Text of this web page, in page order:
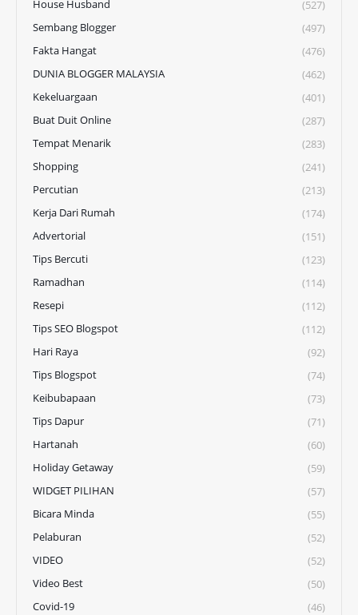
House Husband
(527)
Sembang Blogger
(497)
Fakta Hangat
(476)
DUNIA BLOGGER MALAYSIA
(462)
Kekeluargaan
(401)
Buat Duit Online
(287)
Tempat Menarik
(283)
Shopping
(241)
Percutian
(213)
Kerja Dari Rumah
(174)
Advertorial
(151)
Tips Bercuti
(123)
Ramadhan
(114)
Resepi
(112)
Tips SEO Blogspot
(112)
Hari Raya
(92)
Tips Blogspot
(74)
Keibubapaan
(73)
Tips Dapur
(71)
Hartanah
(60)
Holiday Getaway
(59)
WIDGET PILIHAN
(57)
Bicara Minda
(55)
Pelaburan
(52)
VIDEO
(52)
Video Best
(50)
Covid-19
(46)